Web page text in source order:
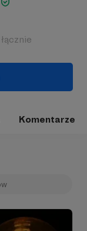
łącznie
Komentarze